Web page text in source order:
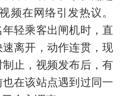
频在网络引发热议。
轻乘客出闸机时，直
离开，动作连贯，现
止，视频发布后，有
在该站点遇到过同一